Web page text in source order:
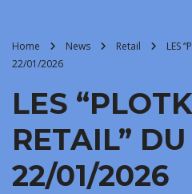
Home News Retail
LES
22/01/2026
LES
RETAIL” DU
22/01/2026